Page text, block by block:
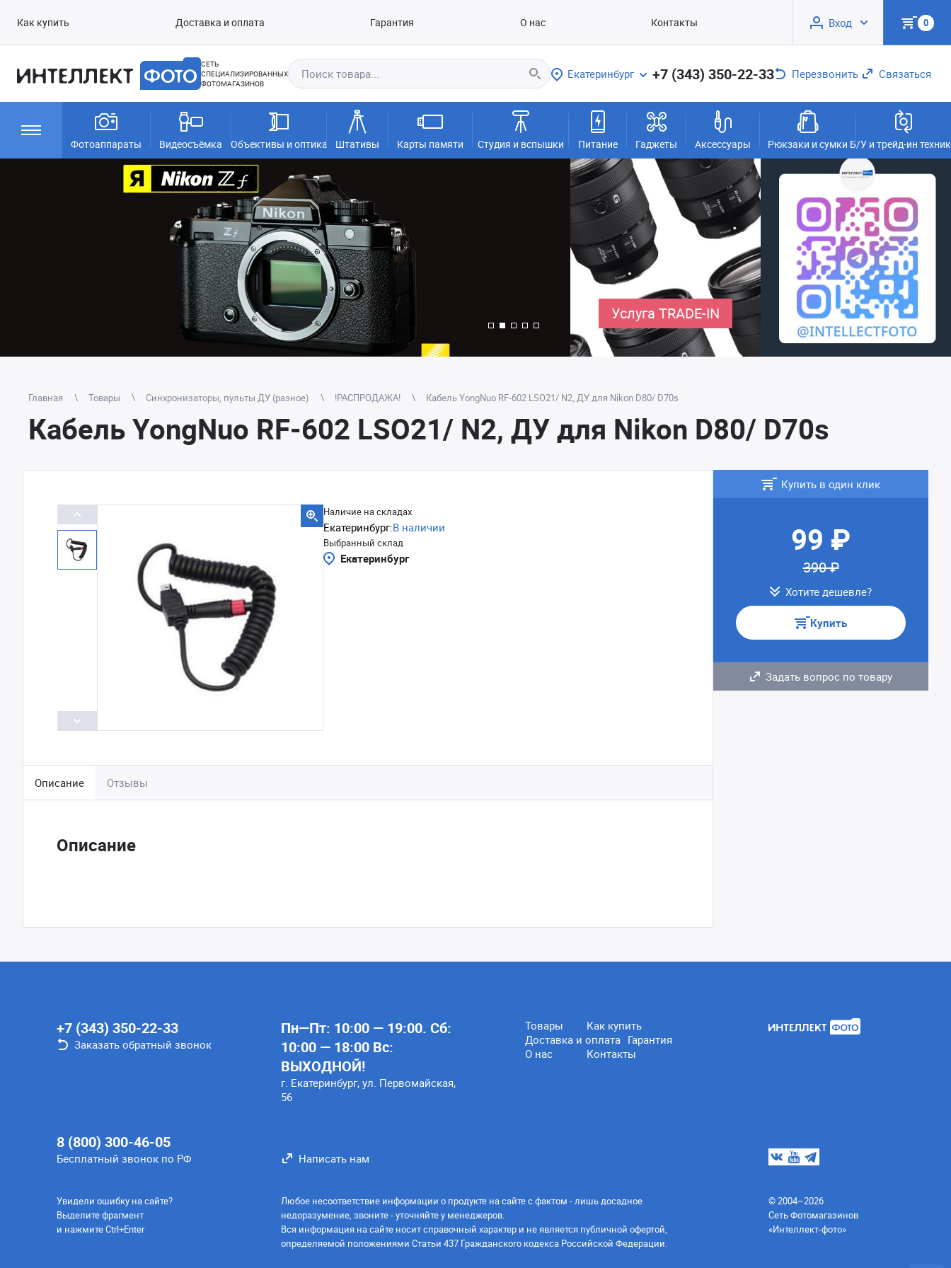
Как купить Доставка и оплата Гарантия О нас Контакты Вход 0
СЕТЬ
СПЕЦИАЛИЗИРОВАННЫХ
ФОТОМАГАЗИНОВ
Екатеринбург +7 (343) 350-22-33 Перезвонить Связаться
Фотоаппараты Видеосъёмка Объективы и оптика Штативы Карты памяти Студия и вспышки Питание Гаджеты Аксессуары Рюкзаки и сумки Б/У и трейд-ин
Услуга TRADE-IN
Главная Товары Синхронизаторы, пульты ДУ (разное) !РАСПРОДАЖА! Кабель YongNuo RF-602 LSO21/ N2, ДУ для Nikon D80/ D70s
Кабель YongNuo RF-602 LSO21/ N2, ДУ для Nikon D80/ D70s
Наличие на складах
Екатеринбург:В наличии
Выбранный склад
Екатеринбург
Описание Отзывы
Описание
Купить в один клик
99 ₽
390 ₽
Хотите дешевле?
Купить
Задать вопрос по товару
+7 (343) 350-22-33
Заказать обратный звонок
8 (800) 300-46-05
Бесплатный звонок по РФ
Пн—Пт: 10:00 — 19:00. Сб:
10:00 — 18:00 Вс:
ВЫХОДНОЙ!
г. Екатеринбург, ул. Первомайская,
56
Товары
Как купить
Доставка и оплата Гарантия
О нас
Контакты
Написать нам
Увидели ошибку на сайте?
Выделите фрагмент
и нажмите Ctrl+Enter
Любое несоответствие информации о продукте на сайте с фактом - лишь досадное
недоразумение, звоните - уточняйте у менеджеров.
Вся информация на сайте носит справочный характер и не является публичной офертой,
определяемой положениями Статьи 437 Гражданского кодекса Российской Федерации.
© 2004–2026
Сеть Фотомагазинов
«Интеллект-фото»